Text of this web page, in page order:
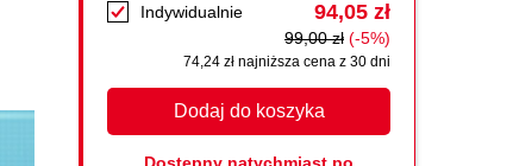
Indywidualnie 94,05 zł
99,00 zł (-5%)
74,24 zł najniższa cena z 30 dni
Dodaj do koszyka